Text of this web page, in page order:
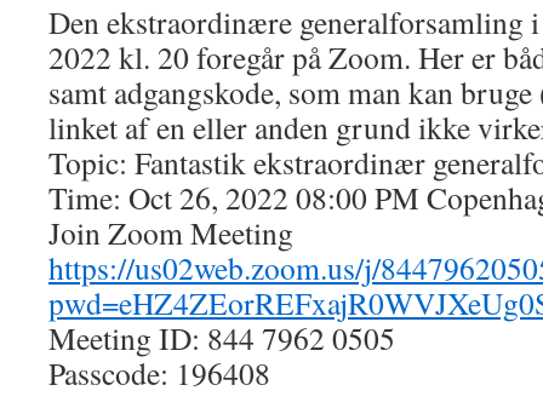
Den ekstraordinære generalforsamling
2022 kl. 20 foregår på Zoom. Her er
samt adgangskode, som man kan
linket af en eller anden grund ikke
Topic: Fantastik ekstraordinær
Time: Oct 26, 2022 08:00 PM
Join Zoom Meeting
https://us02web.zoom.us/j/
Meeting ID: 844 7962 0505
Passcode: 196408